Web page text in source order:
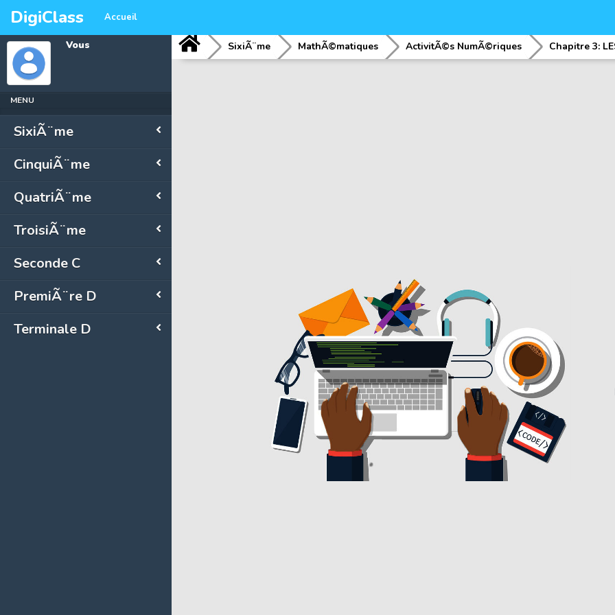
DigiClass Accueil
Vous
MENU
SixiÃ¨me
CinquiÃ¨me
QuatriÃ¨me
TroisiÃ¨me
Seconde C
PremiÃ¨re D
Terminale D
SixiÃ¨me MathÃ©matiques ActivitÃ©s NumÃ©riques